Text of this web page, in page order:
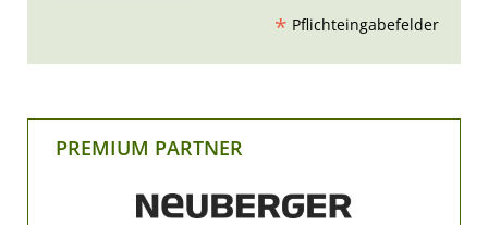
* Pflichteingabefelder
PREMIUM PARTNER